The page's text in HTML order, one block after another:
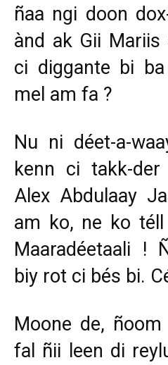
ñaa ngi doon
ànd ak Gii Mariis
ci diggante bi
mel am fa ?
Nu ni déet-a-
kenn ci takk-
Alex Abdulaay
am ko, ne ko
Maaradéetaali !
biy rot ci bés bi.
Moone de,
fal ñii leen di